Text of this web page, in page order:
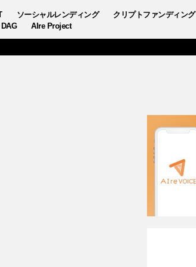
ソーシャルレンディング
クリプトファンディング
DAG AIre Project